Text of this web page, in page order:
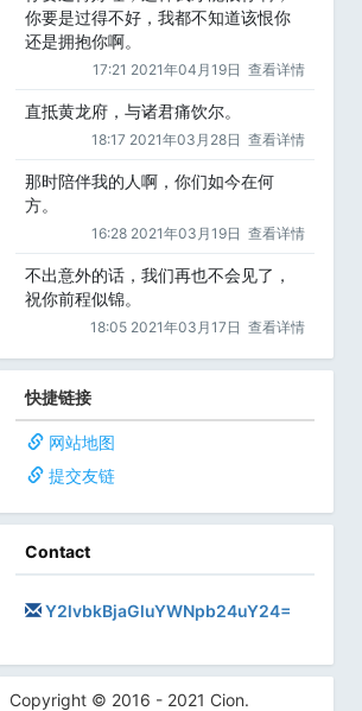
你要是过得不好，我都不知道该恨你
还是拥抱你啊。
17:21 2021年04月19日 查看详情
直抵黄龙府，与诸君痛饮尔。
18:17 2021年03月28日 查看详情
那时陪伴我的人啊，你们如今在何
方。
16:28 2021年03月19日 查看详情
不出意外的话，我们再也不会见了，
祝你前程似锦。
18:05 2021年03月17日 查看详情
快捷链接
网站地图
提交友链
Contact
Y2lvbkBjaGluYWNpb24uY24=
Copyright © 2016 - 2021 Cion.